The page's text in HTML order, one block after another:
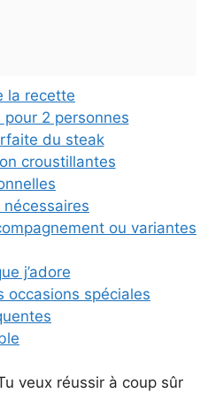
la recette
pour 2 personnes
du steak
croustillantes
ou variantes
j’adore
occasions spéciales
veux réussir à coup sûr